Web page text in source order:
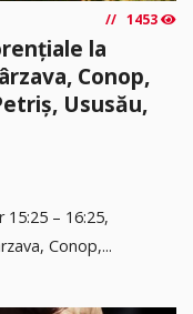
1453
la
Conop,
Ususău,
– 16:25,
Conop,...